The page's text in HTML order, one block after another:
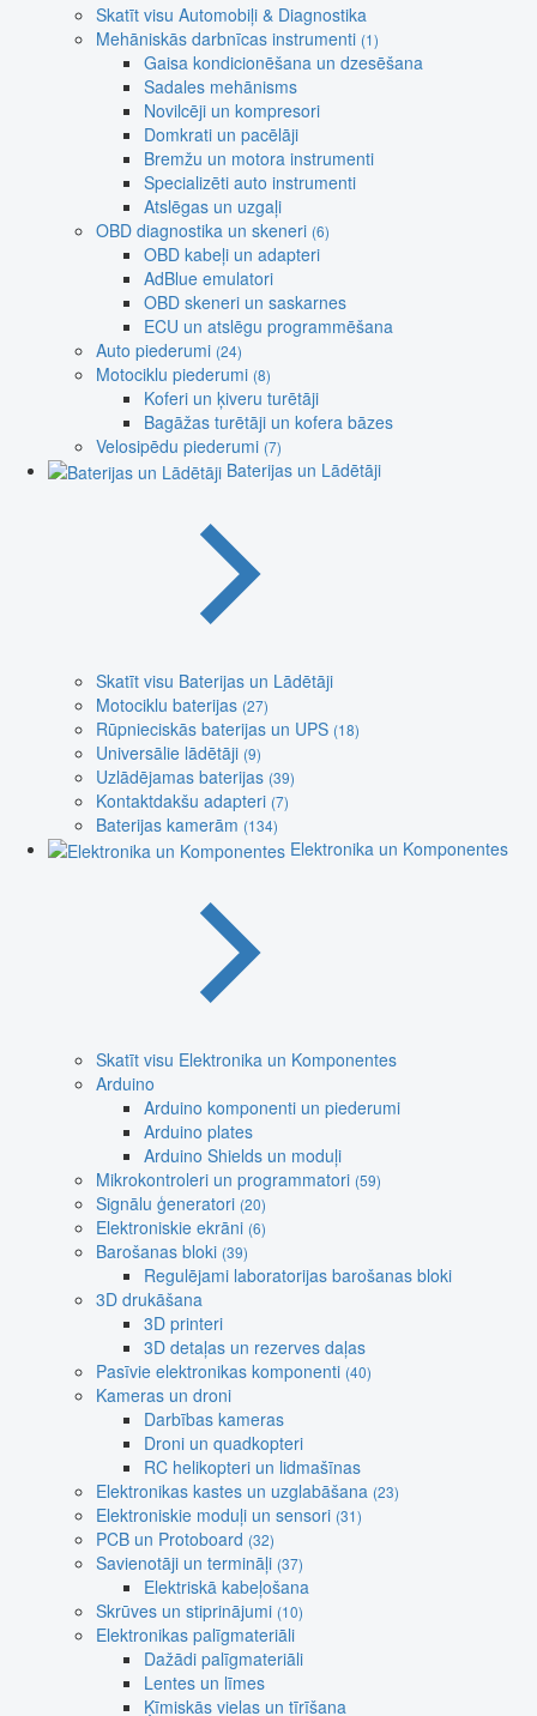
Skatīt visu Automobiļi & Diagnostika
Mehāniskās darbnīcas instrumenti (1)
Gaisa kondicionēšana un dzesēšana
Sadales mehānisms
Novilcēji un kompresori
Domkrati un pacēlāji
Bremžu un motora instrumenti
Specializēti auto instrumenti
Atslēgas un uzgaļi
OBD diagnostika un skeneri (6)
OBD kabeļi un adapteri
AdBlue emulatori
OBD skeneri un saskarnes
ECU un atslēgu programmēšana
Auto piederumi (24)
Motociklu piederumi (8)
Koferi un ķiveru turētāji
Bagāžas turētāji un kofera bāzes
Velosipēdu piederumi (7)
Baterijas un Lādētāji
Skatīt visu Baterijas un Lādētāji
Motociklu baterijas (27)
Rūpnieciskās baterijas un UPS (18)
Universālie lādētāji (9)
Uzlādējamas baterijas (39)
Kontaktdakšu adapteri (7)
Baterijas kamerām (134)
Elektronika un Komponentes
Skatīt visu Elektronika un Komponentes
Arduino
Arduino komponenti un piederumi
Arduino plates
Arduino Shields un moduļi
Mikrokontroleri un programmatori (59)
Signālu ģeneratori (20)
Elektroniskie ekrāni (6)
Barošanas bloki (39)
Regulējami laboratorijas barošanas bloki
3D drukāšana
3D printeri
3D detaļas un rezerves daļas
Pasīvie elektronikas komponenti (40)
Kameras un droni
Darbības kameras
Droni un quadkopteri
RC helikopteri un lidmašīnas
Elektronikas kastes un uzglabāšana (23)
Elektroniskie moduļi un sensori (31)
PCB un Protoboard (32)
Savienotāji un termināļi (37)
Elektriskā kabeļošana
Skrūves un stiprinājumi (10)
Elektronikas palīgmateriāli
Dažādi palīgmateriāli
Lentes un līmes
Ķīmiskās vielas un tīrīšana